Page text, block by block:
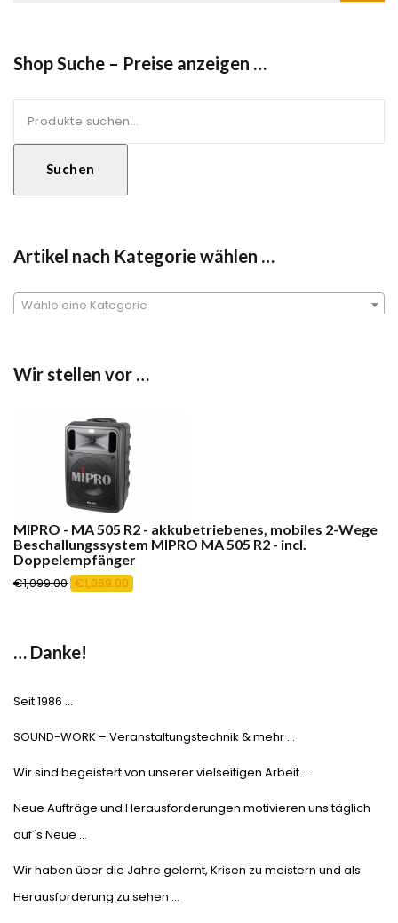
Shop Suche – Preise anzeigen …
nach:
Suchen
Artikel nach Kategorie wählen …
Wähle eine Kategorie
Wir stellen vor …
MIPRO - MA 505 R2 - akkubetriebenes, mobiles 2-Wege
Beschallungssystem MIPRO MA 505 R2 - incl.
Doppelempfänger
€1,099.00Ursprünglicher
€1,069.00 Aktueller
… Danke!
Seit 1986 …
SOUND-WORK – Veranstaltungstechnik & mehr …
Wir sind begeistert von unserer vielseitigen Arbeit …
Neue Aufträge und Herausforderungen motivieren uns täglich
auf´s Neue …
Wir haben über die Jahre gelernt, Krisen zu meistern und als
Herausforderung zu sehen …